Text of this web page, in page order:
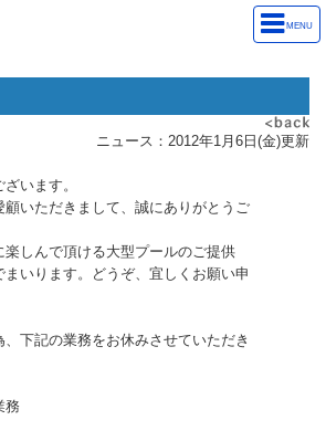
MENU
ニュース：2012年1月6日(金)更新
います。
顧いただきまして、誠にありがとうご
しんで頂ける大型プールのご提供
いります。どうぞ、宜しくお願い申
下記の業務をお休みさせていただき
務